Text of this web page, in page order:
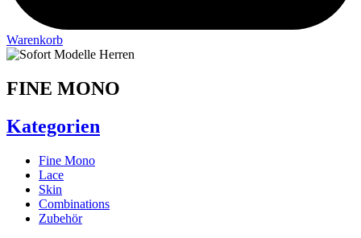
Warenkorb
FINE MONO
Kategorien
Fine Mono
Lace
Skin
Combinations
Zubehör